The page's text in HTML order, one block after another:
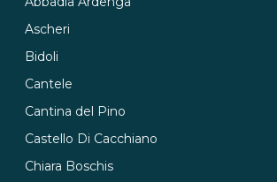
u
u
e
m
e
Ascheri
Bidoli
Cantele
Cantina del Pino
Castello Di Cacchiano
Chiara Boschis